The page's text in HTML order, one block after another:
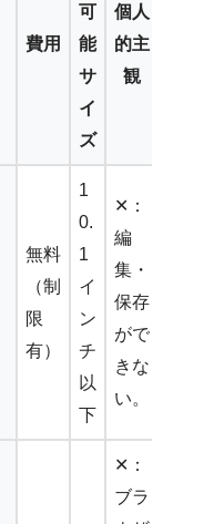
費用
可
能
サ
イ
ズ
個人
的主
観
無料
（制
限
有）
1
0.
1
イ
ン
チ
以
下
✕：
編
集・
保存
がで
きな
い。
✕：
ブラ